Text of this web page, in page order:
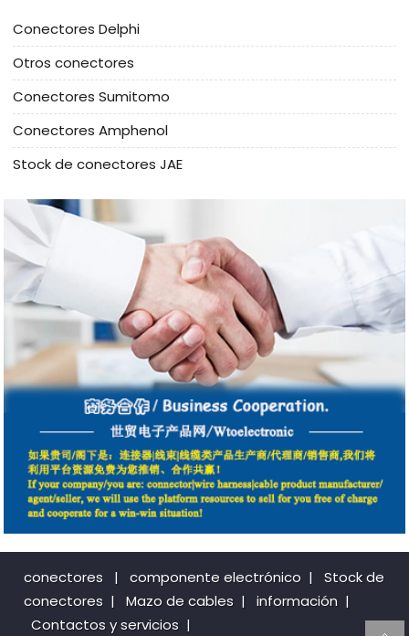
Conectores Delphi
Otros conectores
Conectores Sumitomo
Conectores Amphenol
Stock de conectores JAE
conectores | componente electrónico |
Stock de
conectores | Mazo de cables | información |
Contactos y servicios |